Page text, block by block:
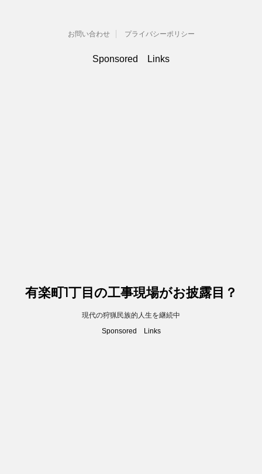
お問い合わせ プライバシーポリシー
Sponsored Links
有楽町1丁目の工事現場がお披露目？
現代の狩猟民族的人生を継続中
Sponsored Links